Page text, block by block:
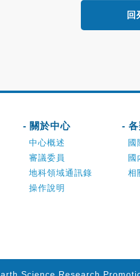
回
- 關於中心
中心概述
審議委員
地科領域通訊錄
操作說明
-
國
國
相